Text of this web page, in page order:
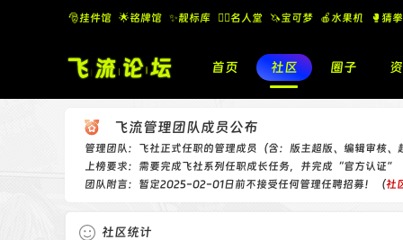
🎅挂件馆 🌟铭牌馆 ✨️靓标库 🧚‍♂️名人堂 🦄宝可梦 🍎水果机 🥊猜拳
首页 社区 圈子
飞流管理团队成员公布
管理团队：飞社正式任职的管理成员（含：版主超版、编辑审核、
上榜要求：需要完成飞社系列任职成长任务，并完成“官方认证”
团队附言：暂定2025-02-01日前不接受任何管理任聘招募！（社
社区统计